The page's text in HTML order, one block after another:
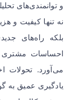
و توانمندی‌های
نه تنها کیفیت و
بلکه راه‌های
احساسات مشتری
می‌آورد. تحولات
یادگیری عمیق به